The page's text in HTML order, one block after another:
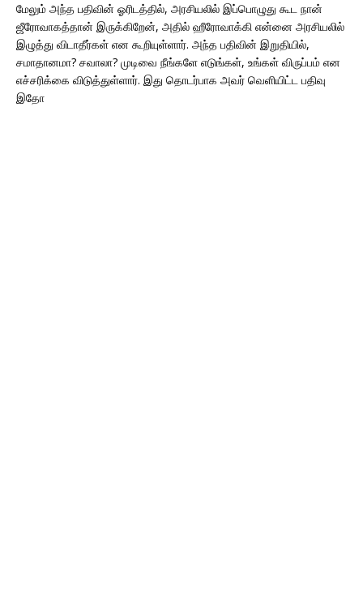
மேலும் அந்த பதிவின் ஓரிடத்தில், அரசியலில் இப்பொழுது கூட நான்
ஜீரோவாகத்தான் இருக்கிறேன், அதில் ஹீரோவாக்கி என்னை அரசியலில்
இழுத்து விடாதீர்கள் என கூறியுள்ளார். அந்த பதிவின் இறுதியில்,
சமாதானமா? சவாலா? முடிவை நீங்களே எடுங்கள், உங்கள் விருப்பம் என
எச்சரிக்கை விடுத்துள்ளார். இது தொடர்பாக அவர் வெளியிட்ட பதிவு
இதோ